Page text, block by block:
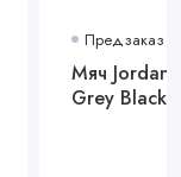
Предзаказ
Мяч Jordan
Grey Black